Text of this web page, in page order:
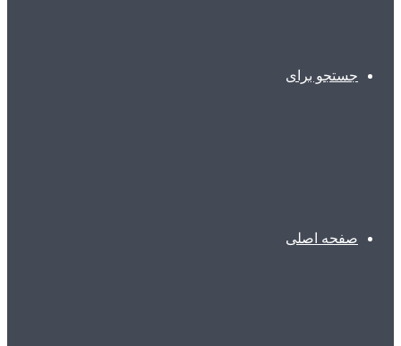
جستجو برای
صفحه اصلی